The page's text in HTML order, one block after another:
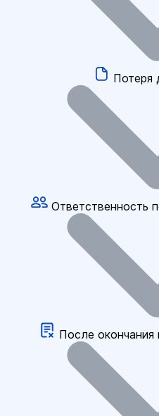
Потеря
Ответственность
После окончания